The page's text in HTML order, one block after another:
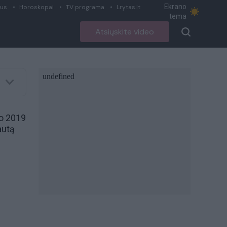
Horoskopai TV programa Lrytas.lt
Ekrano
tema
Atsiųskite video
2019